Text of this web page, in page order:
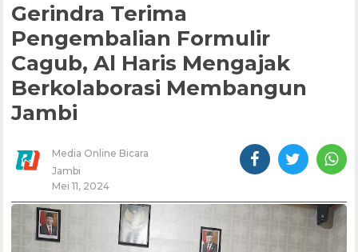
Gerindra Terima
Pengembalian Formulir
Cagub, Al Haris Mengajak
Berkolaborasi Membangun
Jambi
Media Online Bicara
Jambi
Mei 11, 2024